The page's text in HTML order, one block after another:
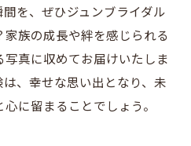
を、ぜひジュンブライダル
族の成長や絆を感じられる
真に収めてお届けいたしま
、幸せな思い出となり、未
に留まることでしょう。